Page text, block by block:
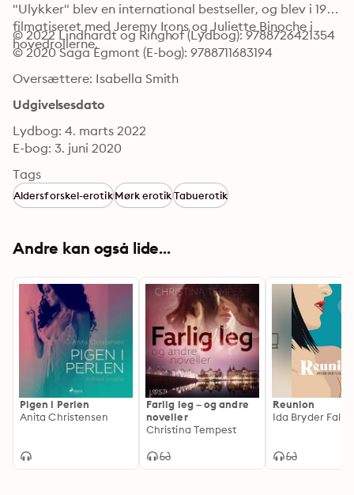
"Ulykker" blev en international bestseller, og blev i 1992
filmatiseret med Jeremy Irons og Juliette Binoche i
hovedrollerne.
© 2022 Lindhardt og Ringhof (Lydbog): 9788726421354
© 2020 Saga Egmont (E-bog): 9788711683194
Oversættere: Isabella Smith
Udgivelsesdato
Lydbog: 4. marts 2022
E-bog: 3. juni 2020
Tags
Aldersforskel-erotikMørk erotikTabuerotik
Andre kan også lide...
Pigen i Perlen
Anita Christensen
Farlig leg – og andre
noveller
Christina Tempest
Reunion
Ida Bryder